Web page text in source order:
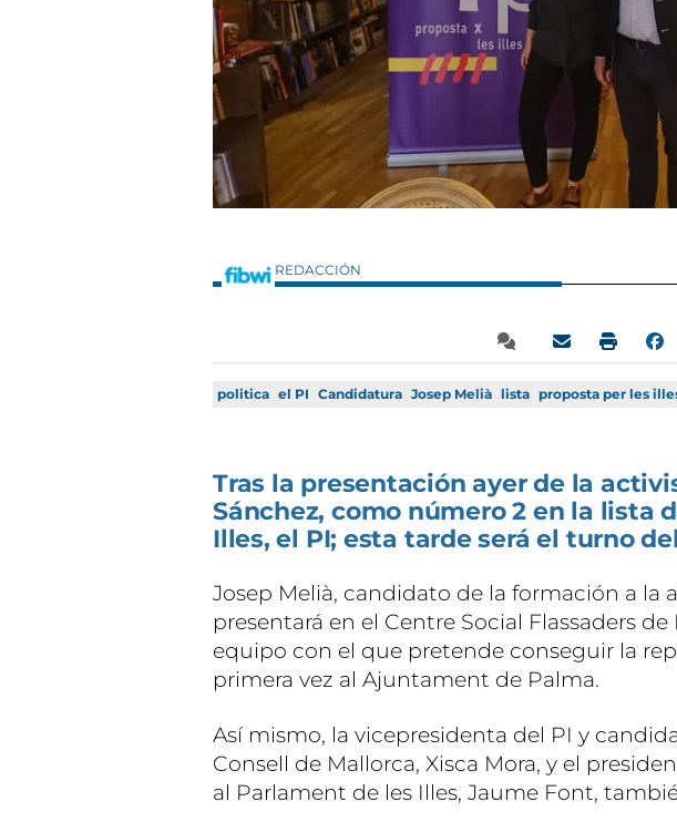
REDACCIÓN
politica el PI Candidatura Josep Melià lista proposta per les
Tras la presentación ayer de la
Sánchez, como número 2 en la lista
Illes, el PI; esta tarde será el turno
Josep Melià, candidato de la formación a la
presentará en el Centre Social Flassaders
equipo con el que pretende conseguir la
primera vez al Ajuntament de Palma.
Así mismo, la vicepresidenta del PI y
Consell de Mallorca, Xisca Mora, y el
al Parlament de les Illes, Jaume Font,